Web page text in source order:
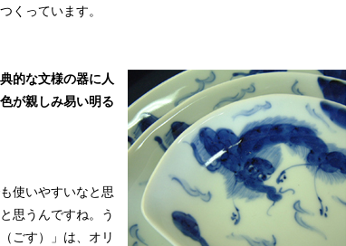
くっています。
的な文様の器に人
が親しみ易い明る
使いやすいなと思
思うんですね。う
ごす）」は、オリ